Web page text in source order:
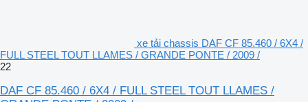
xe tải chassis DAF CF 85.460 / 6X4 /
FULL STEEL TOUT LLAMES / GRANDE PONTE / 2009 /
22
DAF CF 85.460 / 6X4 / FULL STEEL TOUT LLAMES /